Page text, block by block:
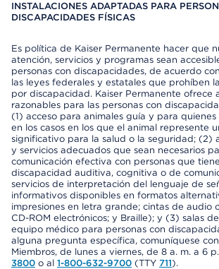
INSTALACIONES ADAPTADAS PARA
DISCAPACIDADES FÍSICAS
Es política de Kaiser Permanente hacer que
atención, servicios y programas sean
personas con discapacidades, de acuerdo
las leyes federales y estatales que prohíben
por discapacidad. Kaiser Permanente ofrece
razonables para las personas con
(1) acceso para animales guía y para quienes
en los casos en los que el animal represente
significativo para la salud o la seguridad; (2)
y servicios adecuados que sean necesarios
comunicación efectiva con personas que
discapacidad auditiva, cognitiva o de
servicios de interpretación del lenguaje de
informativos disponibles en formatos
impresiones en letra grande; cintas de audio
CD-ROM electrónicos; y Braille); y (3) salas
equipo médico para personas con
alguna pregunta específica, comuníquese
Miembros, de lunes a viernes, de 8 a. m. a 6
3800 o al 1-800-632-9700 (TTY 711).